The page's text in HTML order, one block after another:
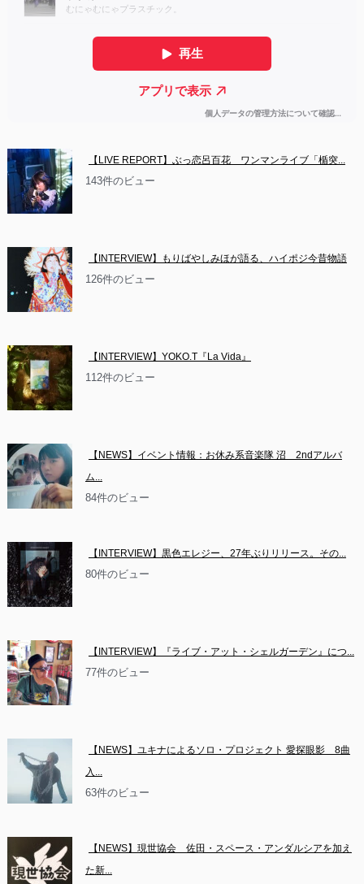
【LIVE REPORT】ぶっ恋呂百花　ワンマンライブ「楯突...
143件のビュー
【INTERVIEW】もりばやしみほが語る、ハイポジ今昔物語
126件のビュー
【INTERVIEW】YOKO.T『La Vida』
112件のビュー
【NEWS】イベント情報：お休み系音楽隊 沼　2ndアルバ
ム...
84件のビュー
【INTERVIEW】黒色エレジー、27年ぶりリリース。その...
80件のビュー
【INTERVIEW】『ライブ・アット・シェルガーデン』につ...
77件のビュー
【NEWS】ユキナによるソロ・プロジェクト 愛探眼影　8曲
入...
63件のビュー
【NEWS】現世協会　佐田・スペース・アンダルシアを加え
た新...